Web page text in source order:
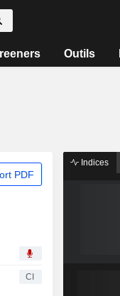
Outils
PDF
CI
Indices